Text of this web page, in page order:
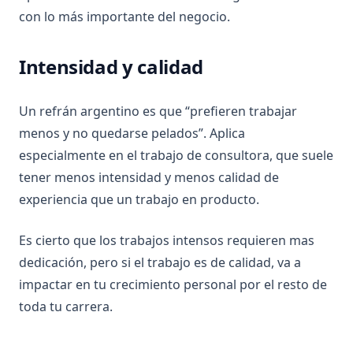
con lo más importante del negocio.
Intensidad y calidad
Un refrán argentino es que “prefieren trabajar
menos y no quedarse pelados”. Aplica
especialmente en el trabajo de consultora, que suele
tener menos intensidad y menos calidad de
experiencia que un trabajo en producto.
Es cierto que los trabajos intensos requieren mas
dedicación, pero si el trabajo es de calidad, va a
impactar en tu crecimiento personal por el resto de
toda tu carrera.